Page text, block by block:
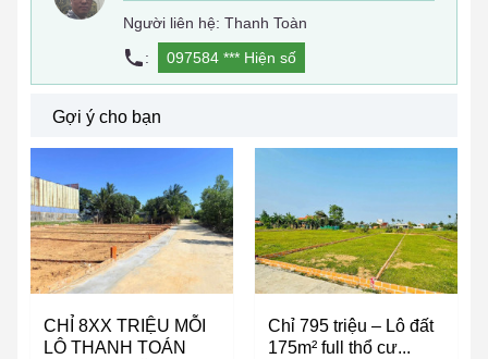
Người liên hệ: Thanh Toàn
:
097584 *** Hiện số
Gợi ý cho bạn
CHỈ 8XX TRIỆU MỖI
LÔ THANH TOÁN
Chỉ 795 triệu – Lô đất
175m² full thổ cư...